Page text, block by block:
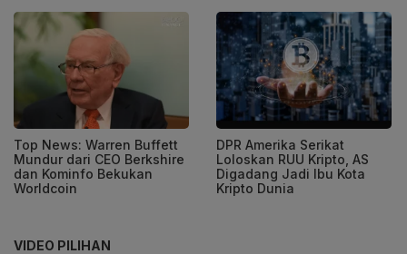
Top News: Warren Buffett
Mundur dari CEO Berkshire
dan Kominfo Bekukan
Worldcoin
DPR Amerika Serikat
Loloskan RUU Kripto, AS
Digadang Jadi Ibu Kota
Kripto Dunia
VIDEO PILIHAN